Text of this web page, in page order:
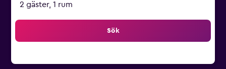
2 gäster, 1 rum
Sök